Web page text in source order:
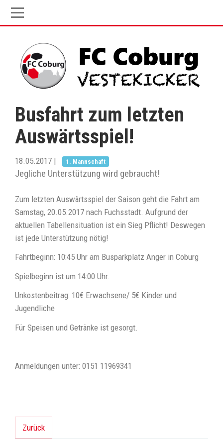
Busfahrt zum letzten
Auswärtsspiel!
18.05.2017 | 1. Mannschaft
Jegliche Unterstützung wird gebraucht!
Zum letzten Auswärtsspiel der Saison geht die Fahrt am
Samstag, 20.05.2017 nach Fuchsstadt. Aufgrund der
aktuellen Tabellensituation ist ein Sieg Pflicht! Deswegen
ist jede Unterstützung nötig!
Fahrtbeginn: 10:45 Uhr am Busparkplatz Anger in Coburg
Spielbeginn ist um 14:00 Uhr.
Unkostenbeitrag: 10€ Erwachsene/ 5€ Kinder und
Jugendliche
Für Speisen und Getränke ist gesorgt.
Anmeldungen unter: 0151 11969341
Zurück